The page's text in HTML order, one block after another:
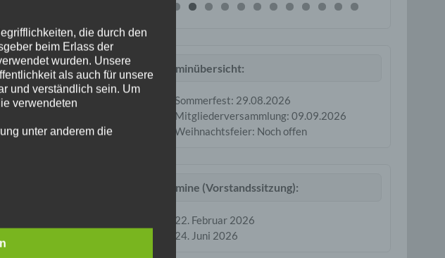
Terminübersicht:
Sommerfest: 29.08.2026
Mitgliederversammlung: 09.09.2026
Weihnachtsfeier: Noch offen
Termine (Vorstandssitzung):
22. Februar 2026
24. Juni 2026
die durch den
beim Erlass der
wurden. Unsere
als auch für unsere
und verständlich sein. Um
verwendeten
unter anderem die
(im Folgenden
mittels
zu einer Kennnummer, zu